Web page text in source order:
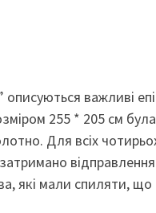
описуються важливі
255 * 205 см
Для всіх
які мали спиляти, що